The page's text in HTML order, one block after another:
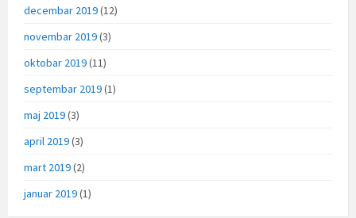
decembar 2019(12)
novembar 2019(3)
oktobar 2019(11)
septembar 2019(1)
maj 2019(3)
april 2019(3)
mart 2019(2)
januar 2019(1)